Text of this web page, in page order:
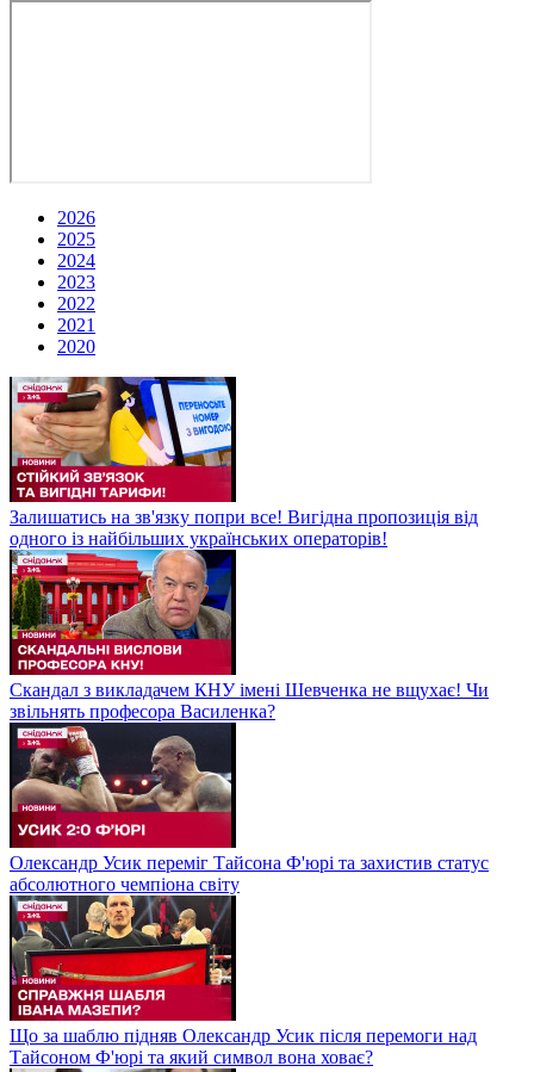
2026
2025
2024
2023
2022
2021
2020
Залишатись на зв'язку попри все! Вигідна пропозиція від
одного із найбільших українських операторів!
Скандал з викладачем КНУ імені Шевченка не вщухає! Чи
звільнять професора Василенка?
Олександр Усик переміг Тайсона Ф'юрі та захистив статус
абсолютного чемпіона світу
Що за шаблю підняв Олександр Усик після перемоги над
Тайсоном Ф'юрі та який символ вона ховає?